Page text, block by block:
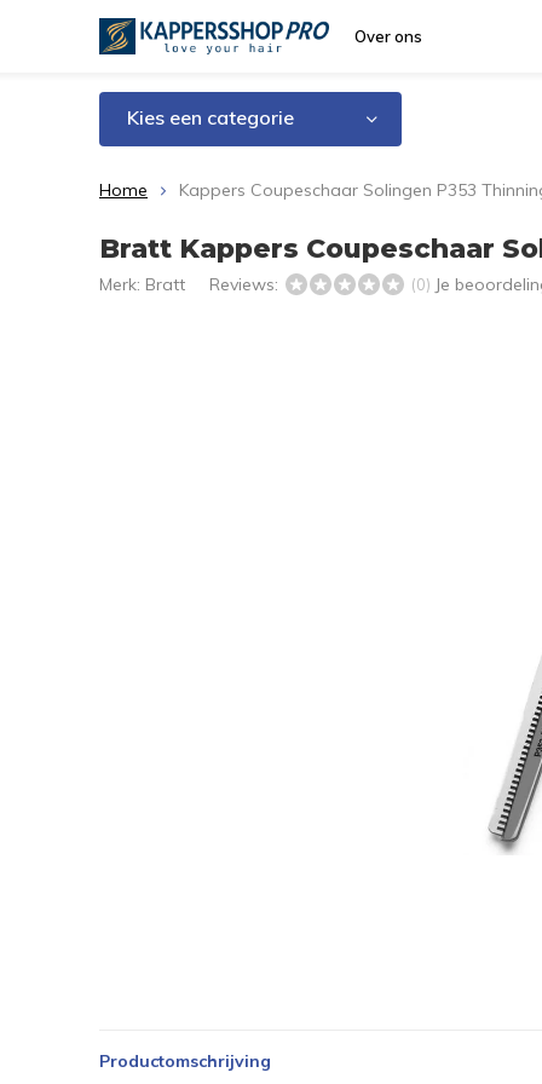
Over ons
Kies een categorie
Home Kappers Coupeschaar Solingen P353
Bratt Kappers Coupeschaar
Merk: Bratt Reviews: (0) Je
Productomschrijving